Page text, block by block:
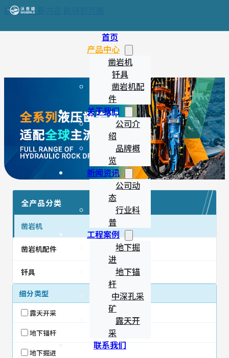
跳转到主要内容
首页
产品中心
凿岩机
钎具
凿岩机配
件
关于我们
公司介
绍
品牌概
览
新闻资讯
公司动
态
行业科
普
工程案例
地下掘
进
地下锚
杆
中深孔采
矿
露天开
采
联系我们
全产品分类
凿岩机
凿岩机配件
钎具
细分类型
露天开采
地下锚杆
地下掘进